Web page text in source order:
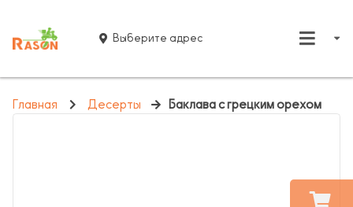
Выберите адрес
Главная Десерты Баклава с грецким орехом